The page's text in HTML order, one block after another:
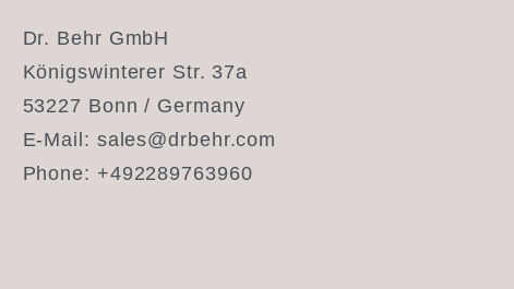
automático, utilize as setas para cima e
Dr. Behr GmbH
Königswinterer Str. 37a
53227 Bonn / Germany
E-Mail: sales@drbehr.com
Phone: +492289763960